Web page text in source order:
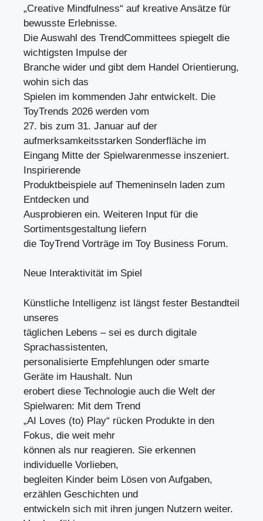
„Creative Mindfulness“ auf kreative Ansätze für
bewusste Erlebnisse.
Die Auswahl des TrendCommittees spiegelt die
wichtigsten Impulse der
Branche wider und gibt dem Handel Orientierung,
wohin sich das
Spielen im kommenden Jahr entwickelt. Die
ToyTrends 2026 werden vom
27. bis zum 31. Januar auf der
aufmerksamkeitsstarken Sonderfläche im
Eingang Mitte der Spielwarenmesse inszeniert.
Inspirierende
Produktbeispiele auf Themeninseln laden zum
Entdecken und
Ausprobieren ein. Weiteren Input für die
Sortimentsgestaltung liefern
die ToyTrend Vorträge im Toy Business Forum.
Neue Interaktivität im Spiel
Künstliche Intelligenz ist längst fester Bestandteil
unseres
täglichen Lebens – sei es durch digitale
Sprachassistenten,
personalisierte Empfehlungen oder smarte
Geräte im Haushalt. Nun
erobert diese Technologie auch die Welt der
Spielwaren: Mit dem Trend
„AI Loves (to) Play“ rücken Produkte in den
Fokus, die weit mehr
können als nur reagieren. Sie erkennen
individuelle Vorlieben,
begleiten Kinder beim Lösen von Aufgaben,
erzählen Geschichten und
entwickeln sich mit ihren jungen Nutzern weiter.